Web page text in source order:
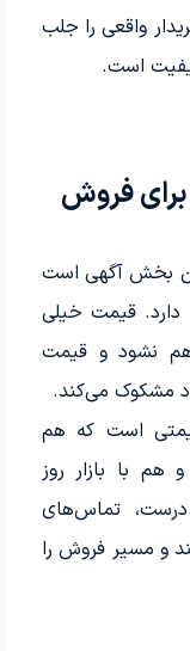
خریدار واقعی را جلب
است.
فروش
بخش آگهی است
دارد. قیمت خیلی
نشود و قیمت
مشکوک می‌کند.
است که هم
با بازار روز
تماس‌های
و مسیر فروش را